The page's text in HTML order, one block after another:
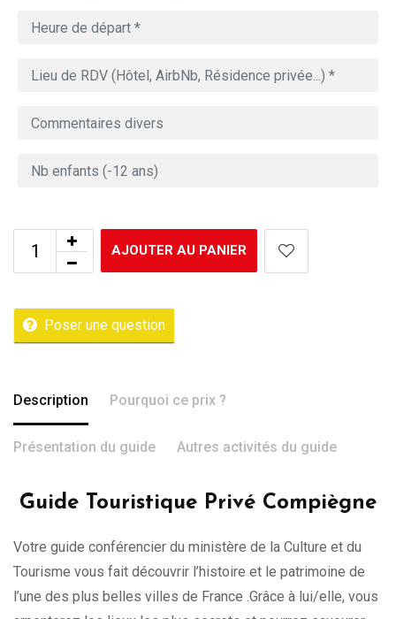
AJOUTER AU PANIER
Poser une question
Description Pourquoi ce prix ?
Présentation du guide Autres activités du guide
Guide Touristique Privé Compiègne
Votre guide conférencier du ministère de la Culture et du
Tourisme vous fait découvrir l’histoire et le patrimoine de
l’une des plus belles villes de France .Grâce à lui/elle, vous